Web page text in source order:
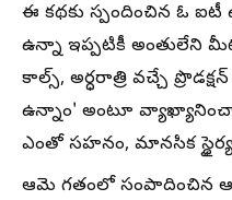
ఈ కథకు స్పందించిన ఓ ఐటీ
ఉన్నా ఇప్పటికీ అంతులేని
కాల్స్, అర్ధరాత్రి వచ్చే
ఉన్నాం' అంటూ
ఎంతో సహనం, మానసిక
ఆమె గతంలో సంపాదించిన